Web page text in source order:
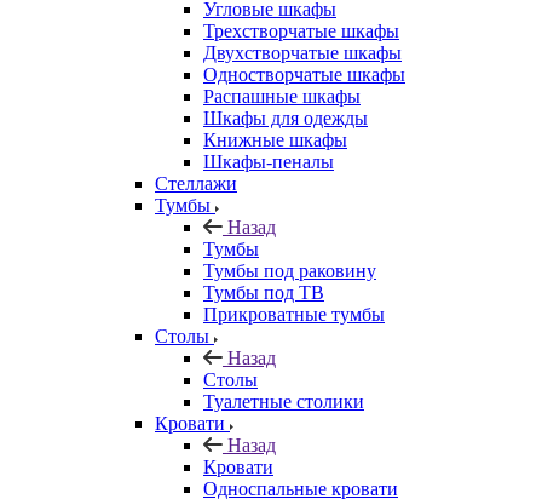
Угловые шкафы
Трехстворчатые шкафы
Двухстворчатые шкафы
Одностворчатые шкафы
Распашные шкафы
Шкафы для одежды
Книжные шкафы
Шкафы-пеналы
Стеллажи
Тумбы
Назад
Тумбы
Тумбы под раковину
Тумбы под ТВ
Прикроватные тумбы
Столы
Назад
Столы
Туалетные столики
Кровати
Назад
Кровати
Односпальные кровати